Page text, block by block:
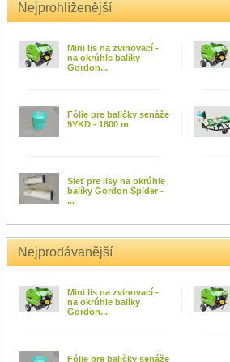
Nejprohlíženější
Mini lis na zvinovací -
na okrúhle balíky
Gordon...
Fólie pre baličky senáže
9YKD - 1800 m
Sieť pre lisy na okrúhle
balíky Gordon Spider -
...
Nejprodávanější
Mini lis na zvinovací -
na okrúhle balíky
Gordon...
Fólie pre baličky senáže